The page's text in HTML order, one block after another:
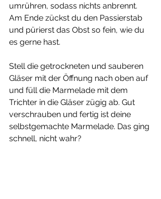
umrühren, sodass nichts anbrennt.
Am Ende zückst du den Passierstab
und pürierst das Obst so fein, wie du
es gerne hast.
Stell die getrockneten und sauberen
Gläser mit der Öffnung nach oben auf
und füll die Marmelade mit dem
Trichter in die Gläser zügig ab. Gut
verschrauben und fertig ist deine
selbstgemachte Marmelade. Das ging
schnell, nicht wahr?